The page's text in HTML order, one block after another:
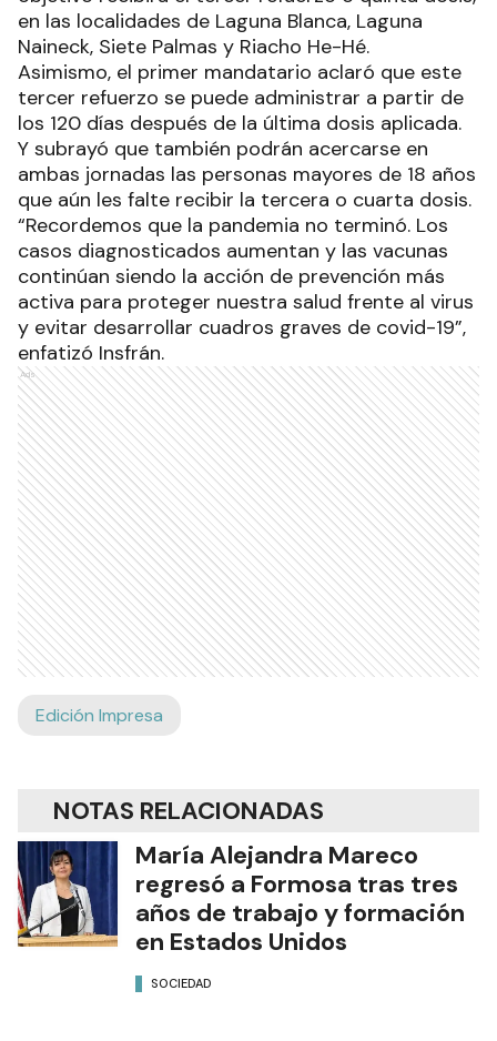
en las localidades de Laguna Blanca, Laguna
Naineck, Siete Palmas y Riacho He-Hé.
Asimismo, el primer mandatario aclaró que este
tercer refuerzo se puede administrar a partir de
los 120 días después de la última dosis aplicada.
Y subrayó que también podrán acercarse en
ambas jornadas las personas mayores de 18 años
que aún les falte recibir la tercera o cuarta dosis.
“Recordemos que la pandemia no terminó. Los
casos diagnosticados aumentan y las vacunas
continúan siendo la acción de prevención más
activa para proteger nuestra salud frente al virus
y evitar desarrollar cuadros graves de covid-19”,
enfatizó Insfrán.
Ads
Edición Impresa
NOTAS RELACIONADAS
María Alejandra Mareco
regresó a Formosa tras tres
años de trabajo y formación
en Estados Unidos
SOCIEDAD